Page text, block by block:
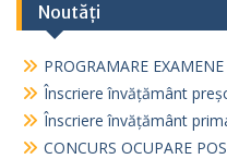
Noutăți
PROGRAMARE
Înscriere învățământ
Înscriere învățământ
CONCURS OCUPARE